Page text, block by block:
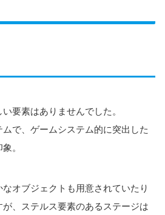
要素はありませんでした。
で、ゲームシステム的に突出した
。
オブジェクトも用意されていたり
、ステルス要素のあるステージは